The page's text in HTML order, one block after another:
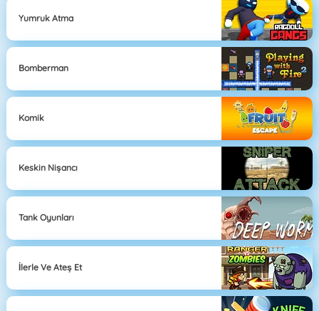
Yumruk Atma
Bomberman
Komik
Keskin Nişancı
Tank Oyunları
İlerle Ve Ateş Et